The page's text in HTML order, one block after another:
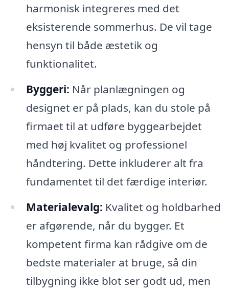
harmonisk integreres med det
eksisterende sommerhus. De vil tage
hensyn til både æstetik og
funktionalitet.
Byggeri: Når planlægningen og
designet er på plads, kan du stole på
firmaet til at udføre byggearbejdet
med høj kvalitet og professionel
håndtering. Dette inkluderer alt fra
fundamentet til det færdige interiør.
Materialevalg: Kvalitet og holdbarhed
er afgørende, når du bygger. Et
kompetent firma kan rådgive om de
bedste materialer at bruge, så din
tilbygning ikke blot ser godt ud, men